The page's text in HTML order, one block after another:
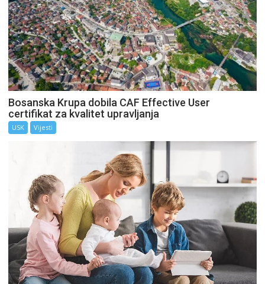
Bosanska Krupa dobila CAF Effective User
certifikat za kvalitet upravljanja
USK Vijesti